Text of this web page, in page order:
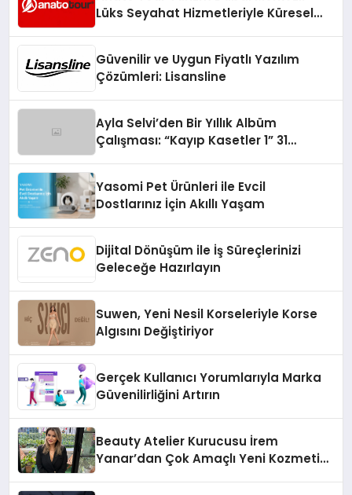
Lüks Seyahat Hizmetleriyle Küresel
Güvenilir ve Uygun Fiyatlı Yazılım
Çözümleri: Lisansline
Ayla Selvi’den Bir Yıllık Albüm
Çalışması: “Kayıp Kasetler 1” 31
Yasomi Pet Ürünleri ile Evcil
Dostlarınız İçin Akıllı Yaşam
Dijital Dönüşüm ile İş Süreçlerinizi
Geleceğe Hazırlayın
Suwen, Yeni Nesil Korseleriyle Korse
Algısını Değiştiriyor
Gerçek Kullanıcı Yorumlarıyla Marka
Güvenilirliğini Artırın
Beauty Atelier Kurucusu İrem
Yanar’dan Çok Amaçlı Yeni Kozmetik